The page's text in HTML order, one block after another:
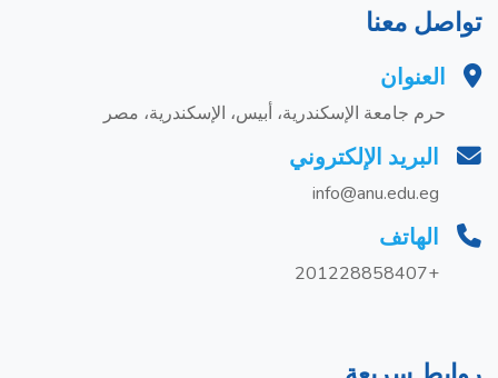
تواصل معنا
العنوان
حرم جامعة الإسكندرية، أبيس، الإسكندرية، مصر
البريد الإلكتروني
info@anu.edu.eg
الهاتف
+201228858407